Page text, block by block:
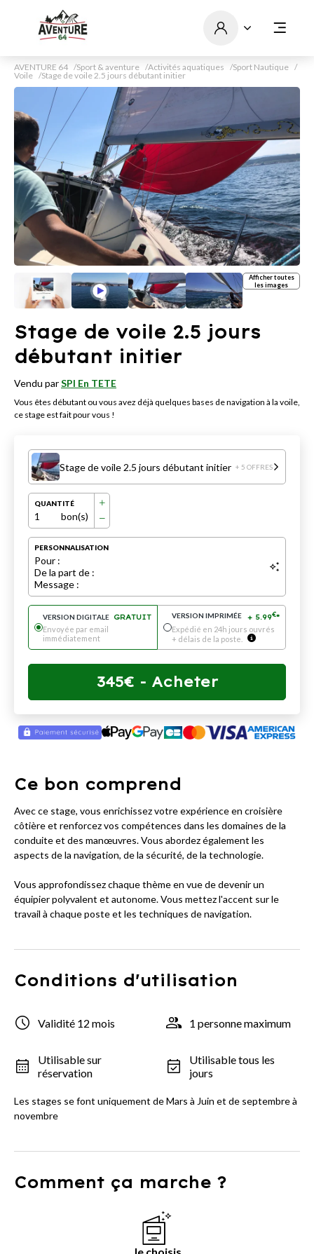
AVENTURE 64 Sport & aventure Activités aquatiques
Sport Nautique
Voile
Stage de voile 2.5 jours débutant initier
Afficher toutes
les images
Stage de voile 2.5 jours
débutant initier
Vendu parSPI En TETE
Vous êtes débutant ou vous avez déjà quelques bases de navigation à la voile,
ce stage est fait pour vous !
Stage de voile 2.5 jours débutant initier + 5 OFFRES
QUANTITÉ
1 bon(s)
PERSONNALISATION
Pour :
De la part de :
Message :
VERSION DIGITALE GRATUIT
Envoyée par email
immédiatement
VERSION IMPRIMÉE + 5.99€*
Expédié en 24h jours ouvrés
+ délais de la poste.
345€ - Acheter
Ce bon comprend
Avec ce stage, vous enrichissez votre expérience en croisière
côtière et renforcez vos compétences dans les domaines de la
conduite et des manœuvres. Vous abordez également les
aspects de la navigation, de la sécurité, de la technologie.
Vous approfondissez chaque thème en vue de devenir un
équipier polyvalent et autonome. Vous mettez l'accent sur le
travail à chaque poste et les techniques de navigation.
Conditions d'utilisation
Validité 12 mois 1 personne maximum
Utilisable sur
réservation
Utilisable tous les
jours
Les stages se font uniquement de Mars à Juin et de septembre à
novembre
Comment ça marche ?